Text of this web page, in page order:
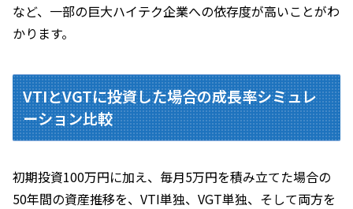
など、一部の巨大ハイテク企業への依存度が高いことがわ
かります。
VTIとVGTに投資した場合の成長率シミュレ
ーション比較
初期投資100万円に加え、毎月5万円を積み立てた場合の
50年間の資産推移を、VTI単独、VGT単独、そして両方を